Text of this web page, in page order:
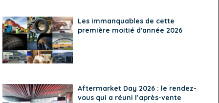
Les immanquables de cette
première moitié d'année 2026
Aftermarket Day 2026 : le rendez-
vous qui a réuni l’après-vente